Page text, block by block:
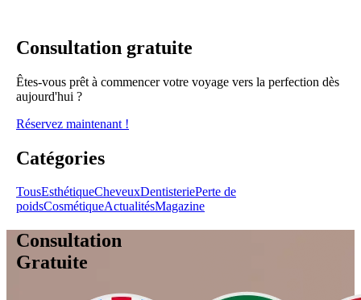
Consultation gratuite
Êtes-vous prêt à commencer votre voyage vers la perfection dès
aujourd'hui ?
Réservez maintenant !
Catégories
TousEsthétiqueCheveuxDentisteriePerte de
poidsCosmétiqueActualitésMagazine
Consultation
Gratuite